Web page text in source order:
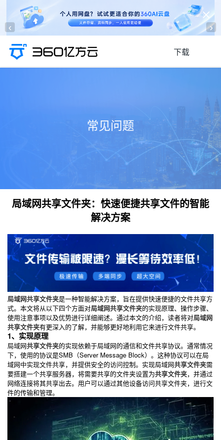
‹ ›
下载
常见问题
局域网共享文件夹：快速便捷共享文件的智能
解决方案
局域网共享文件夹是一种智能解决方案，旨在提供快速便捷的文件共享方
式。本文将从以下四个方面对局域网共享文件夹的实现原理、操作步骤、
使用注意事项以及优势进行详细阐述。通过本文的介绍，读者将对局域网
共享文件夹有更深入的了解，并能够更好地利用它来进行文件共享。
1、实现原理
局域网共享文件夹的实现依赖于局域网的通信和文件共享协议。通常情况
下，使用的协议是SMB（Server Message Block）。这种协议可以在局
域网中实现文件共享，并提供安全的访问控制。实现局域网共享文件夹需
要搭建一个共享服务器，将需要共享的文件夹设置为共享文件夹，并通过
网络连接将其共享出去。用户可以通过其他设备访问共享文件夹，进行文
件的传输和管理。